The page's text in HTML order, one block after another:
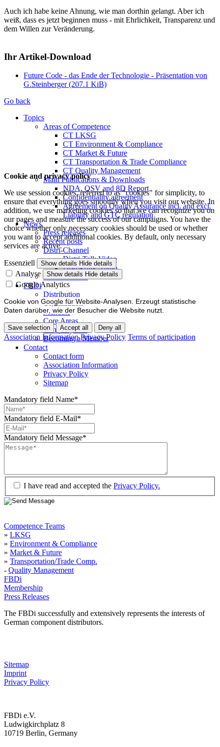
Auch ich habe keine Ahnung, wie man dorthin gelangt. Aber ich
weiß, dass es jetzt beginnen muss - mit Ehrlichkeit, Transparenz und
dem Willen zur Veränderung.
Ihr Artikel-Download
Future Code - das Ende der Technologie - Präsentation von
G.Steinberger(207.1 KiB)
Go back
Topics
Areas of Competence
CT LKSG
CT Environment & Compliance
CT Market & Future
CT Transportation & Trade Compliance
CT Quality Management
Main Publications & Downloads
NDA, QSV and 8D Report
Confidentiality agreement
Agreement on Quality Assurance incl. and excl.
Liability and GTC regulation
News
Press releases
Recent posts
Distri-Channel
Distri-Talk Video
Distri-Talk Audio
Events / Dates
FBDi
Distribution
Organisation
Mandate
Core Areas
Company lists
Becoming a Member
Contact
Contact form
Association Information
Privacy Policy
Sitemap
Mandatory field Name*
Mandatory field E-Mail*
Mandatory field Message*
I have read and accepted the Privacy Policy.
Competence Teams
» LKSG
» Environment & Compliance
» Market & Future
» Transportation/Trade Comp.
- Quality Management
FBDi
Membership
Press Releases
The FBDi successfully and extensively represents the interests of
German component distributors.
Sitemap
Imprint
Privacy Policy
FBDi e.V.
Ludwigkirchplatz 8
10719 Berlin, Germany
Cookie and privacy policy
We use session cookies, referred to as "cookies" for simplicity, to
ensure that everything goes smoothly when you visit our website. In
addition, we use marketing cookies so that we can recognize you on
our pages and measure the success of our campaigns. You have the
choice whether only necessary cookies should be used or whether
you want to accept additional cookies. By default, only necessary
services are active.
Essenziell Show details Hide details
Analyse Show details Hide details
Google Analytics
Cookie von Google für Website-Analysen. Erzeugt statistische
Daten darüber, wie der Besucher die Website nutzt.
Save selection Accept all Deny all
Association Information Privacy Policy Terms of participation